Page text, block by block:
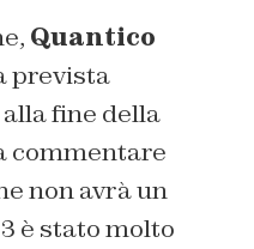
Quantico
prevista
fine della
commentare
non avrà un
è stato molto